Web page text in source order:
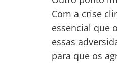
Com a crise
essencial que
essas
para que os